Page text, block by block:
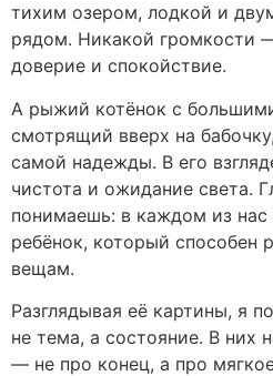
тихим озером, лодкой и
рядом. Никакой громкости
доверие и спокойствие.
А рыжий котёнок с
смотрящий вверх на
самой надежды. В его
чистота и ожидание света.
понимаешь: в каждом из нас
ребёнок, который способен
вещам.
Разглядывая её картины, я
не тема, а состояние. В них
— не про конец, а про